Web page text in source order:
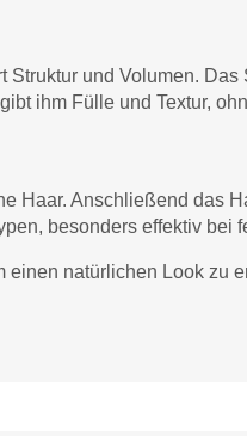
und Volumen. Das
ihm Fülle und Textur,
Haar. Anschließend das
besonders effektiv bei
einen natürlichen Look zu